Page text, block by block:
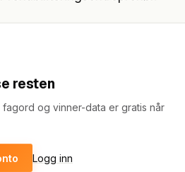
resten
fagord og vinner-data er gratis når
Logg inn